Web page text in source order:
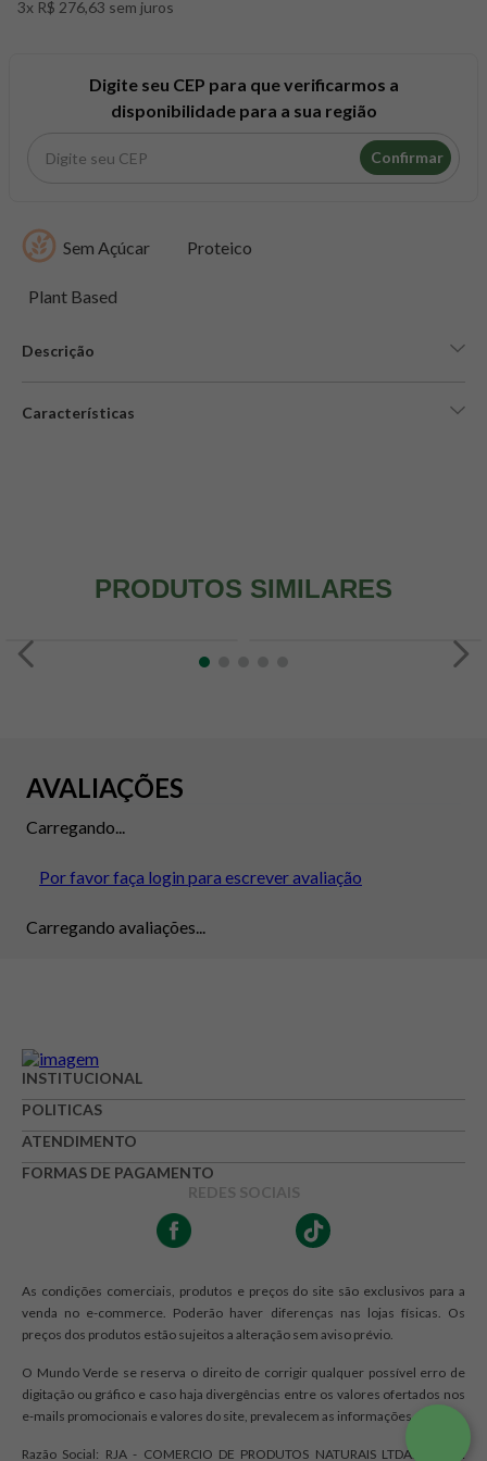
3x R$ 276,63 sem juros
Digite seu CEP para que verificarmos a
disponibilidade para a sua região
Confirmar
Sem Açúcar Proteico
Plant Based
Descrição
Características
PRODUTOS SIMILARES
AVALIAÇÕES
Carregando...
Por favor faça login para escrever avaliação
Carregando avaliações...
INSTITUCIONAL
POLITICAS
ATENDIMENTO
FORMAS DE PAGAMENTO
REDES SOCIAIS
As condições comerciais, produtos e preços do site são exclusivos para a
venda no e-commerce. Poderão haver diferenças nas lojas físicas. Os
preços dos produtos estão sujeitos a alteração sem aviso prévio.
O Mundo Verde se reserva o direito de corrigir qualquer possível erro de
digitação ou gráfico e caso haja divergências entre os valores ofertados nos
e-mails promocionais e valores do site, prevalecem as informações do site.
Razão Social: RJA - COMERCIO DE PRODUTOS NATURAIS LTDA. | CNPJ:
8º maca peruana
creatina mundo verde